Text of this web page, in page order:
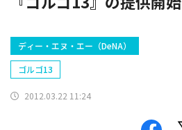
ディー・エヌ・エー（DeNA）
ゴルゴ13
2012.03.22 11:24